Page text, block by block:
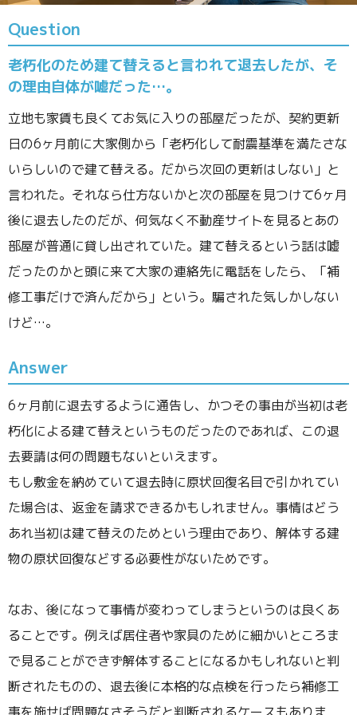
老朽化のため建て替えると言われて退去したが、そ
の理由自体が嘘だった…。
Question
立地も家賃も良くてお気に入りの部屋だったが、契約更新
日の6ヶ月前に大家側から「老朽化して耐震基準を満たさな
いらしいので建て替える。だから次回の更新はしない」と
言われた。それなら仕方ないかと次の部屋を見つけて6ヶ月
後に退去したのだが、何気なく不動産サイトを見るとあの
部屋が普通に貸し出されていた。建て替えるという話は嘘
だったのかと頭に来て大家の連絡先に電話をしたら、「補
修工事だけで済んだから」という。騙された気しかしない
けど…。
Answer
6ヶ月前に退去するように通告し、かつその事由が当初は老
朽化による建て替えというものだったのであれば、この退
去要請は何の問題もないといえます。
もし敷金を納めていて退去時に原状回復名目で引かれてい
た場合は、返金を請求できるかもしれません。事情はどう
あれ当初は建て替えのためという理由であり、解体する建
物の原状回復などする必要性がないためです。
なお、後になって事情が変わってしまうというのは良くあ
ることです。例えば居住者や家具のために細かいところま
で見ることができず解体することになるかもしれないと判
断されたものの、退去後に本格的な点検を行ったら補修工